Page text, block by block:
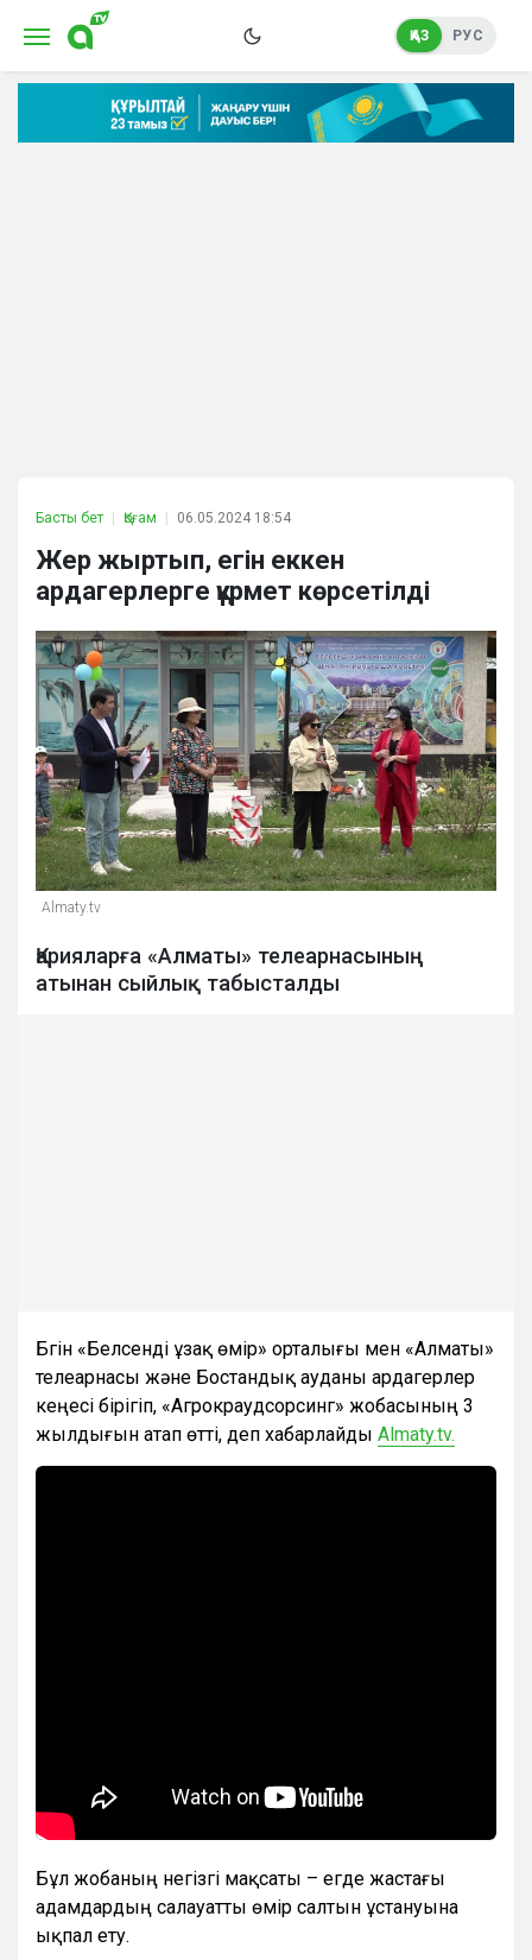
ҚАЗ РУС
Басты бет Қоғам 06.05.2024 18:54
Жер жыртып, егін еккен
ардагерлерге құрмет көрсетілді
Almaty.tv
Қарияларға «Алматы» телеарнасының
атынан сыйлық табысталды
Бүгін «Белсенді ұзақ өмір» орталығы мен «Алматы»
телеарнасы және Бостандық ауданы ардагерлер
кеңесі бірігіп, «Агрокраудсорсинг» жобасының 3
жылдығын атап өтті, деп хабарлайды Almaty.tv.
Бұл жобаның негізгі мақсаты – егде жастағы
адамдардың салауатты өмір салтын ұстануына
ықпал ету.